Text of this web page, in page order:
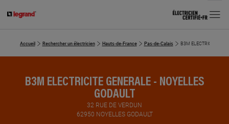
MENU
Accueil Rechercher un électricien Hauts-de-France Pas-de-Calais B3M ELECTRICITE
B3M ELECTRICITE GENERALE - NOYELLES
GODAULT
32 RUE DE VERDUN
62950 NOYELLES GODAULT